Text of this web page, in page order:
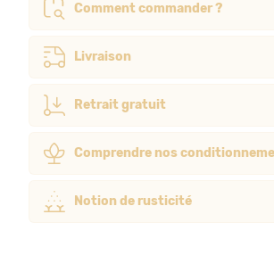
Comment commander ?
Livraison
Retrait gratuit
Comprendre nos
Notion de rusticité